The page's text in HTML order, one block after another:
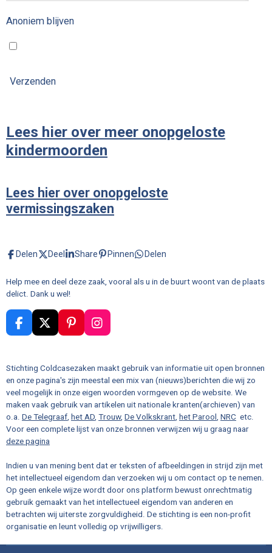
Anoniem blijven
Verzenden
Lees hier over meer onopgeloste
kindermoorden
Lees hier over onopgeloste
vermissingszaken
Delen Deel Share Pinnen Delen
Help mee en deel deze zaak, vooral als u in de buurt woont van de plaats
delict. Dank u wel!
F
a
e
b
o
o
k
X
P
i
e
r
e
s
t
I
n
a
g
r
a
m
Stichting Coldcasezaken maakt gebruik van informatie uit open bronnen
en onze pagina's zijn meestal een mix van (nieuws)berichten die wij zo
veel mogelijk in onze eigen woorden vormgeven op de website. We
maken vaak gebruik van artikelen uit nationale kranten(archieven) van
o.a. De Telegraaf het AD Trouw, De Volkskrant het Parool NRC etc.
Voor een complete lijst van onze bronnen verwijzen wij u graag naar
deze pagina
Indien u van mening bent dat er teksten of afbeeldingen in strijd zijn met
het intellectueel eigendom dan verzoeken wij u om contact op te nemen.
Op geen enkele wijze wordt door ons platform bewust onrechtmatig
gebruik gemaakt van het intellectueel eigendom van anderen en
betrachten wij uiterste zorgvuldigheid. De stichting is een non-profit
organisatie en leunt volledig op vrijwilligers.